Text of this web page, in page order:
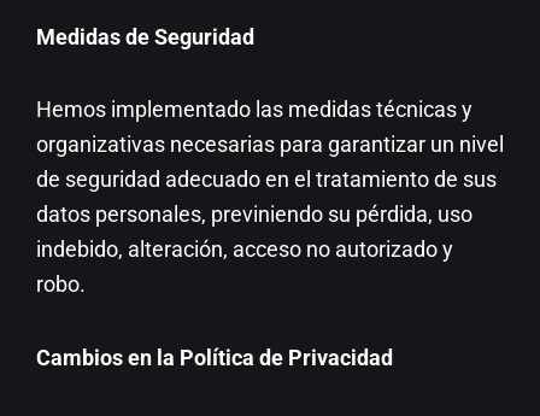
Medidas de Seguridad
Hemos implementado las medidas técnicas y
organizativas necesarias para garantizar un nivel
de seguridad adecuado en el tratamiento de sus
datos personales, previniendo su pérdida, uso
indebido, alteración, acceso no autorizado y
robo.
Cambios en la Política de Privacidad